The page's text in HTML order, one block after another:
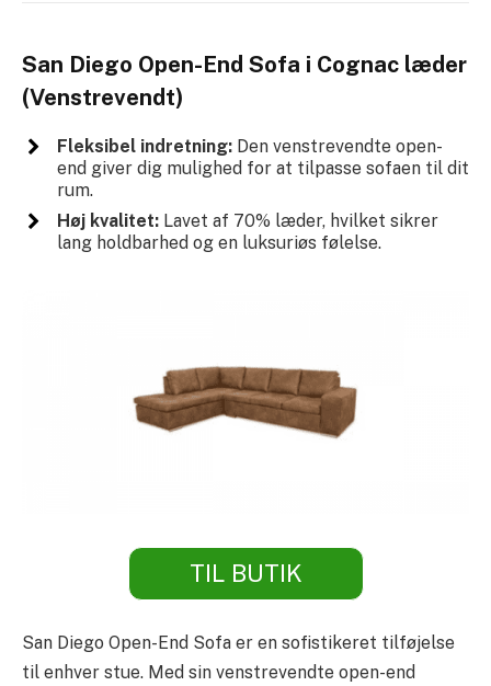
San Diego Open-End Sofa i Cognac læder
(Venstrevendt)
Fleksibel indretning:Den venstrevendte open-
end giver dig mulighed for at tilpasse sofaen til dit
rum.
Høj kvalitet:Lavet af 70% læder, hvilket sikrer
lang holdbarhed og en luksuriøs følelse.
TIL BUTIK
San Diego Open-End Sofa er en sofistikeret tilføjelse
til enhver stue. Med sin venstrevendte open-end